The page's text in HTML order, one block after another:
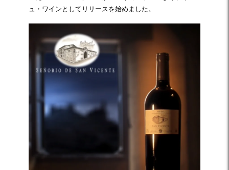
ュ・ワインとしてリリースを始めました。